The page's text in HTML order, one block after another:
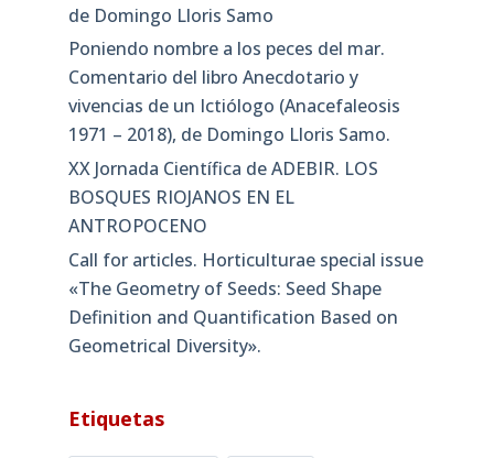
de Domingo Lloris Samo
Poniendo nombre a los peces del mar.
Comentario del libro Anecdotario y
vivencias de un Ictiólogo (Anacefaleosis
1971 – 2018), de Domingo Lloris Samo.
XX Jornada Científica de ADEBIR. LOS
BOSQUES RIOJANOS EN EL
ANTROPOCENO
Call for articles. Horticulturae special issue
«The Geometry of Seeds: Seed Shape
Definition and Quantification Based on
Geometrical Diversity»​.
Etiquetas